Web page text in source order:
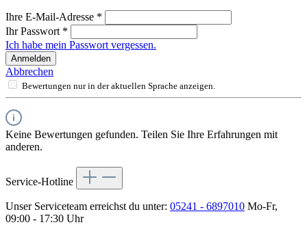
Ihre E-Mail-Adresse *
Ihr Passwort *
Ich habe mein Passwort vergessen.
Anmelden
Abbrechen
Bewertungen nur in der aktuellen Sprache anzeigen.
Keine Bewertungen gefunden. Teilen Sie Ihre Erfahrungen mit
anderen.
Service-Hotline
Unser Serviceteam erreichst du unter: 05241 - 6897010 Mo-Fr,
09:00 - 17:30 Uhr